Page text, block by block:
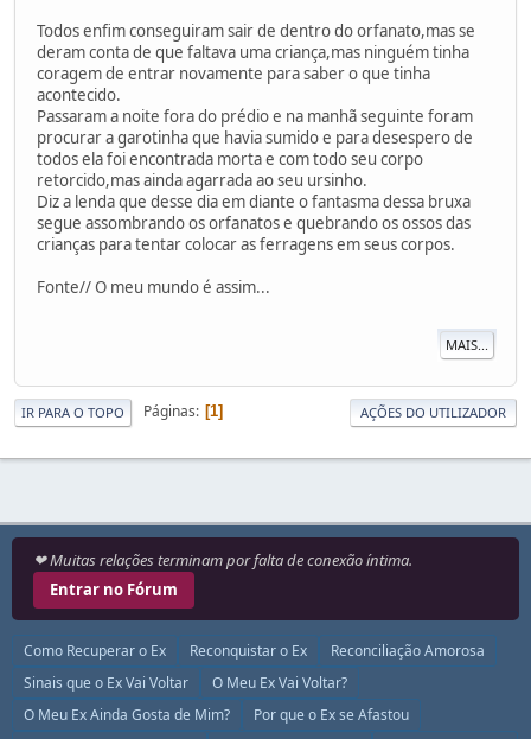
Todos enfim conseguiram sair de dentro do orfanato,mas se
deram conta de que faltava uma criança,mas ninguém tinha
coragem de entrar novamente para saber o que tinha
acontecido.
Passaram a noite fora do prédio e na manhã seguinte foram
procurar a garotinha que havia sumido e para desespero de
todos ela foi encontrada morta e com todo seu corpo
retorcido,mas ainda agarrada ao seu ursinho.
Diz a lenda que desse dia em diante o fantasma dessa bruxa
segue assombrando os orfanatos e quebrando os ossos das
crianças para tentar colocar as ferragens em seus corpos.
Fonte// O meu mundo é assim...
MAIS...
IR PARA O TOPO Páginas 1 AÇÕES DO UTILIZADOR
❤ Muitas relações terminam por falta de conexão íntima.
Entrar no Fórum
Como Recuperar o Ex Reconquistar o Ex
Reconciliação Amorosa
Sinais que o Ex Vai Voltar
O Meu Ex Vai Voltar?
O Meu Ex Ainda Gosta de Mim?
Por que o Ex se Afastou